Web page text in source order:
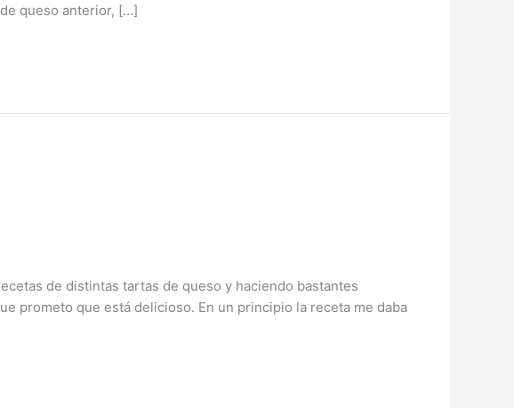
queso anterior, […]
de distintas tartas de queso y haciendo bastantes
prometo que está delicioso. En un principio la receta me daba